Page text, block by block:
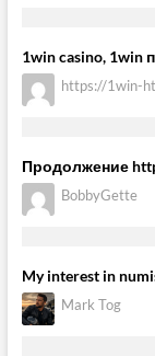
1win casino, 1win
https://1win-
Продолжение
BobbyGette
My interest in
Mark Tog